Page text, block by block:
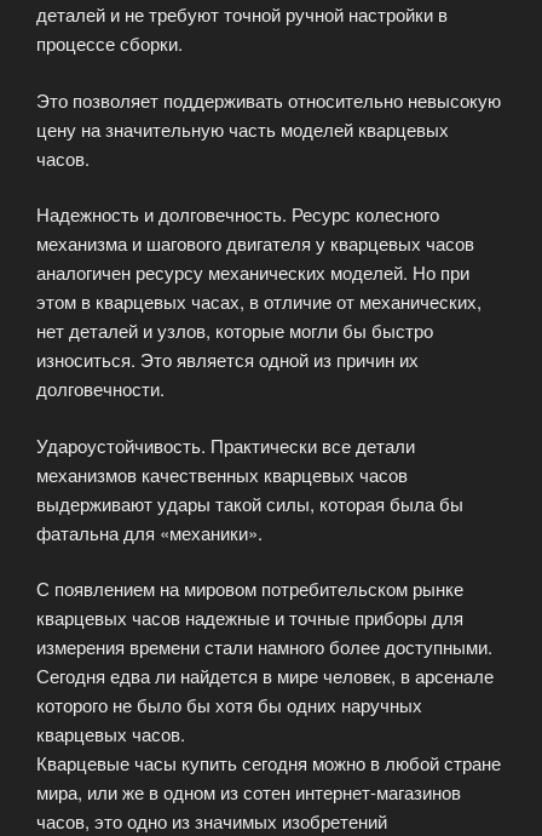
деталей и не требуют точной ручной настройки в
процессе сборки.
Это позволяет поддерживать относительно невысокую
цену на значительную часть моделей кварцевых
часов.
Надежность и долговечность. Ресурс колесного
механизма и шагового двигателя у кварцевых часов
аналогичен ресурсу механических моделей. Но при
этом в кварцевых часах, в отличие от механических,
нет деталей и узлов, которые могли бы быстро
износиться. Это является одной из причин их
долговечности.
Удароустойчивость. Практически все детали
механизмов качественных кварцевых часов
выдерживают удары такой силы, которая была бы
фатальна для «механики».
С появлением на мировом потребительском рынке
кварцевых часов надежные и точные приборы для
измерения времени стали намного более доступными.
Сегодня едва ли найдется в мире человек, в арсенале
которого не было бы хотя бы одних наручных
кварцевых часов.
Кварцевые часы купить сегодня можно в любой стране
мира, или же в одном из сотен интернет-магазинов
часов, это одно из значимых изобретений